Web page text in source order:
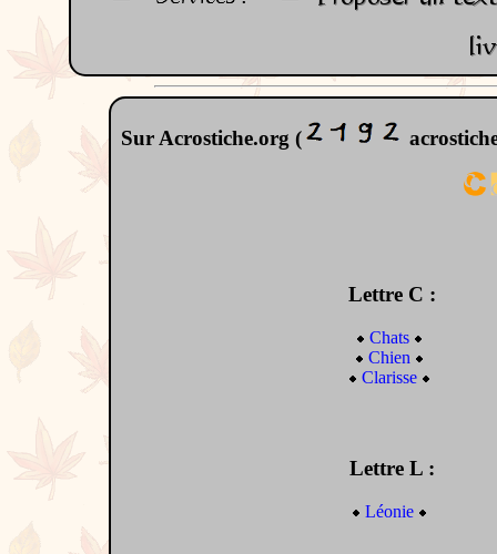
Sur Acrostiche.org (
Lettre C :
Chats
Chien
Clarisse
Lettre L :
Léonie